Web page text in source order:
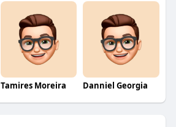
Tamires Moreira Danniel Georgia